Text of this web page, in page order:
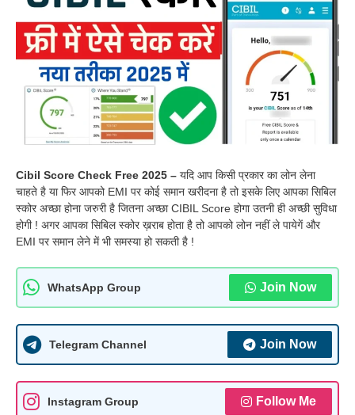
Cibil Score Check Free 2025 – यदि आप किसी प्रकार का लोन लेना
चाहते है या फिर आपको EMI पर कोई समान खरीदना है तो इसके लिए आपका सिबिल
स्कोर अच्छा होना जरुरी है जितना अच्छा CIBIL Score होगा उतनी ही अच्छी सुविधा
होगी ! अगर आपका सिबिल स्कोर ख़राब होता है तो आपको लोन नहीं ले पायेगें और
EMI पर समान लेने में भी समस्या हो सकती है !
WhatsApp Group Join Now
Telegram Channel Join Now
Instagram Group Follow Me